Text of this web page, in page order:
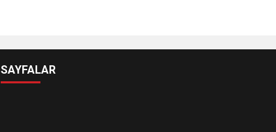
SAYFALAR